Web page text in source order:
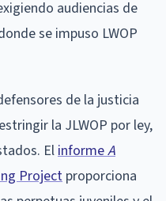
audiencias de
se impuso LWOP
de la justicia
la JLWOP por ley,
ElinformeA
Project proporciona